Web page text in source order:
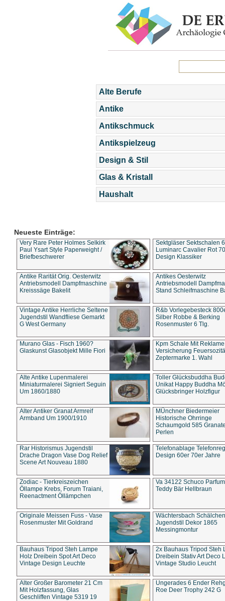
Alte Berufe
Antike
Antikschmuck
Antikspielzeug
Design & Stil
Glas & Kristall
Haushalt
Neueste Einträge:
Very Rare Peter Holmes Selkirk
Paul Ysart Style Paperweight /
Briefbeschwerer
Sektgläser Sektschalen
Luminarc Cavalier Rot
Design Klassiker
Antike Rarität Orig. Oesterwitz
Antriebsmodell Dampfmaschine
Kreisssäge Bakelit
Antikes Oesterwitz
Antriebsmodell
Stand Schleifmaschine
Vintage Antike Herrliche Seltene
Jugendstil Wandfliese Gemarkt
G West Germany
R&b Vorlegebesteck
Silber Robbe & Berking
Rosenmuster 6 Tlg.
Murano Glas - Fisch 1960?
Glaskunst Glasobjekt Mille Fiori
Kpm Schale Mit Reklame
Versicherung
Zeptermarke 1. Wahl
Alte Antike Lupenmalerei
Miniaturmalerei Signiert Seguin
Um 1860/1880
Toller Glücksbuddha
Unikat Happy Buddha
Glücksbringer Holzfigur
Alter Antiker Granat Armreif
Armband Um 1900/1910
MÜnchner Biedermeier
Historische Ohrringe
Schaumgold 585
Perlen
Rar Historismus Jugendstil
Drache Dragon Vase Dog Relief
Scene Art Nouveau 1880
Telefonablage
Design 60er 70er Jahre
Zodiac - Tierkreiszeichen
Öllampe Krebs, Forum Traiani,
Reenactment Öllämpchen
Va 34122 Schuco
Teddy Bär Hellbraun
Originale Meissen Fuss - Vase
Rosenmuster Mit Goldrand
Wächtersbach Schälchen
Jugendstil Dekor 1865
Messingmontur
Bauhaus Tripod Steh Lampe
Holz Dreibein Spot Art Deco
Vintage Design Leuchte
2x Bauhaus Tripod Steh
Dreibein Stativ Art Deco
Vintage Studio Leucht
Alter Großer Barometer 21 Cm
Mit Holzfassung, Glas
Geschliffen Vintage 5319 19
Ungerades 6 Ender
Roe Deer Trophy 242 G